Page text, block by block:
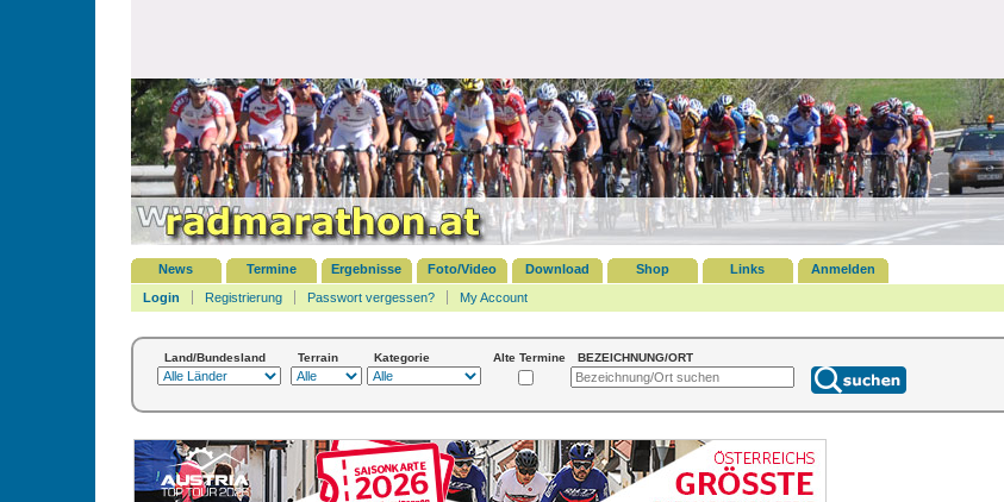
News Termine Ergebnisse Foto/Video Download Shop Links
Anmelden
Login
Registrierung Passwort vergessen? My Account
Land/Bundesland Terrain Kategorie Alte Termine BEZEICHNUNG/ORT